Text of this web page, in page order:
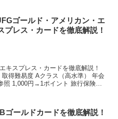
ゴールド・アメリカン・エ
プレス・カードを徹底解説！
キスプレス・カードを徹底解説！
得難易度 Aクラス（高水準） 年会
照 1,000円→1ポイント 旅行保険
ゴールドカードを徹底解説！